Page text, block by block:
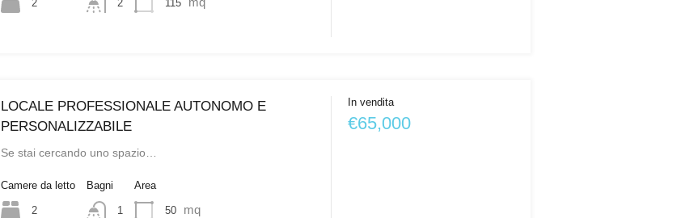
2 2 115
LOCALE PROFESSIONALE AUTONOMO E
PERSONALIZZABILE
Se stai cercando uno spazio…
Camere da letto
2
Bagni
1
Area
50 mq
In vendita
€65,000